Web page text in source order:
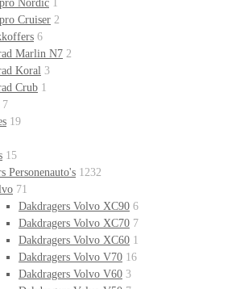
Nordic 1
Cruiser 2
6
Marlin N7 2
Koral 3
Crub 1
7
19
15
Personenauto's 1232
71
Dakdragers Volvo XC90 6
Dakdragers Volvo XC70 7
Dakdragers Volvo XC60 1
Dakdragers Volvo V70 16
Dakdragers Volvo V60 3